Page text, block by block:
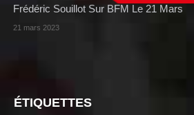
Frédéric Souillot Sur BFM Le 21 Mars
21 mars 2023
ÉTIQUETTES